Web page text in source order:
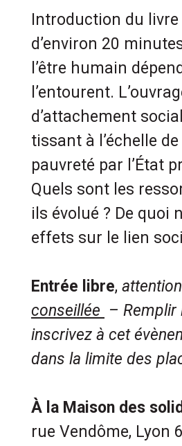
Introduction du livre
d’environ 20
l’être humain
l’entourent.
d’attachement
tissant à l’échelle
pauvreté par l’État
Quels sont les
ils évolué ? De quoi
effets sur le lien
Entrée libre, a
conseillée – Remplir
inscrivez à cet
dans la limite des
À la Maison des
rue Vendôme, Lyon